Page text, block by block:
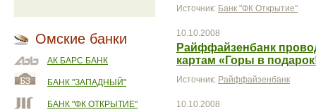
Омские банки
АК БАРС БАНК
БАНК "ЗАПАДНЫЙ"
БАНК "ФК ОТКРЫТИЕ"
Источник: Банк "ФК Открытие"
10.10.2008
Райффайзенбанк
картам «Горы в
Источник: Райффайзенбанк
10.10.2008